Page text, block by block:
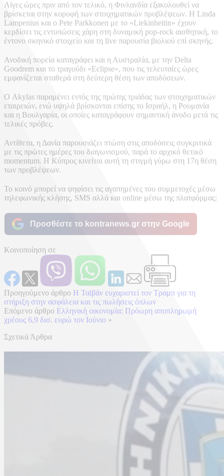
Λίγες ώρες πριν από τον τελικό, η Φινλανδία εξακολουθεί να
βρίσκεται στην κορυφή των στοιχηματικών προβλέψεων. Η Linda
Lampenius και ο Pete Parkkonen με το «Liekinheitin» έχουν
κερδίσει τις εντυπώσεις χάρη στη δυναμική pop-rock αισθητική, το
έντονο σκηνικό στοιχείο και τη live παρουσία βιολιού επί σκηνής.
Ανοδική πορεία καταγράφει και η Αυστραλία, με την Delta
Goodrem και το τραγούδι «Eclipse», που τις τελευταίες ώρες
εμφανίζεται σταθερά στη δεύτερη θέση των αποδόσεων.
Ο Akylas παραμένει εντός της πρώτης τριάδας των στοιχηματικών
εταιρειών, ενώ υψηλά βρίσκονται επίσης το Ισραήλ, η Ρουμανία
και η Βουλγαρία, οι οποίες καταγράφουν σημαντική άνοδο μετά τις
τελικές πρόβες.
Αντίθετα, η Δανία παρουσιάζει πτώση στις αποδόσεις συγκριτικά
με τις πρώτες ημέρες του διαγωνισμού, παρά το αρχικό θετικό
momentum. Η Κύπρος κινείται αυτή τη στιγμή γύρω στη 17η θέση
των προβλέψεων.
Το κοινό μπορεί να ψηφίσει τις αγαπημένες του συμμετοχές μέσω
τηλεφωνικής κλήσης, SMS αλλά και online μέσω της πλατφόρμας:
Προσθέστε το kontranews.gr στην Google
Κοινοποίηση σε
Προηγούμενο άρθρο Η Ταϊβάν ευχαριστεί τον Τραμπ για τη
στήριξη στην ασφάλεια και τις πωλήσεις όπλων
Επόμενο άρθρο Ελληνική οικονομία: Πρόωρη αποπληρωμή
χρέους 6,9 δισ. ευρώ τον Ιούνιο »
Σχετικά Άρθρα